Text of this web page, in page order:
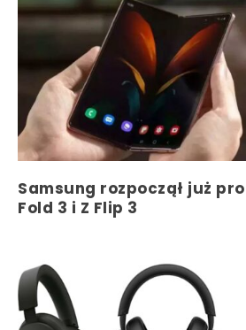
Samsung rozpoczął już
Fold 3 i Z Flip 3